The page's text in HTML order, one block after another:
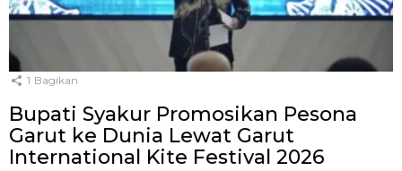
1 Bagikan
Bupati Syakur Promosikan Pesona
Garut ke Dunia Lewat Garut
International Kite Festival 2026